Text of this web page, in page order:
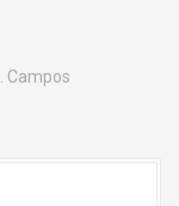
Campos